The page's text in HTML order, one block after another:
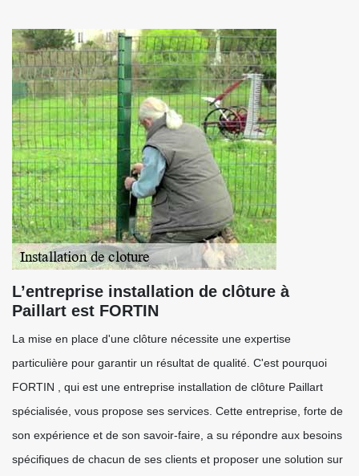
L’entreprise installation de clôture à
Paillart est FORTIN
La mise en place d'une clôture nécessite une expertise
particulière pour garantir un résultat de qualité. C'est pourquoi
FORTIN , qui est une entreprise installation de clôture Paillart
spécialisée, vous propose ses services. Cette entreprise, forte de
son expérience et de son savoir-faire, a su répondre aux besoins
spécifiques de chacun de ses clients et proposer une solution sur